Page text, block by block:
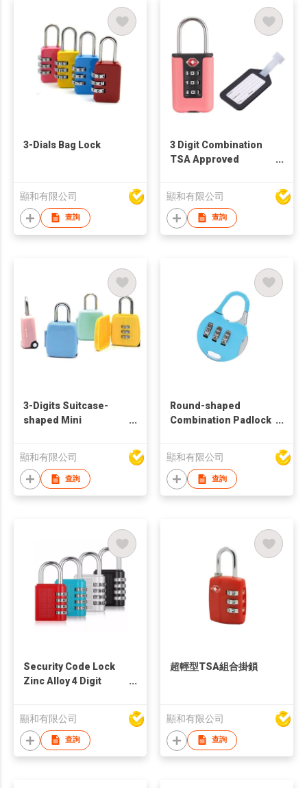
3-Dials Bag Lock
顯和有限公司
查詢
3 Digit Combination
TSA Approved
顯和有限公司
查詢
3-Digits Suitcase-
shaped Mini
顯和有限公司
查詢
Round-shaped
Combination Padlock
顯和有限公司
查詢
Security Code Lock
Zinc Alloy 4 Digit
Padlock
顯和有限公司
查詢
超輕型TSA組合掛鎖
顯和有限公司
查詢